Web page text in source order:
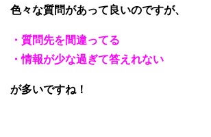
色々な質問があって良いのですが、
・質問先を間違ってる
・情報が少な過ぎて答えれない
が多いですね！